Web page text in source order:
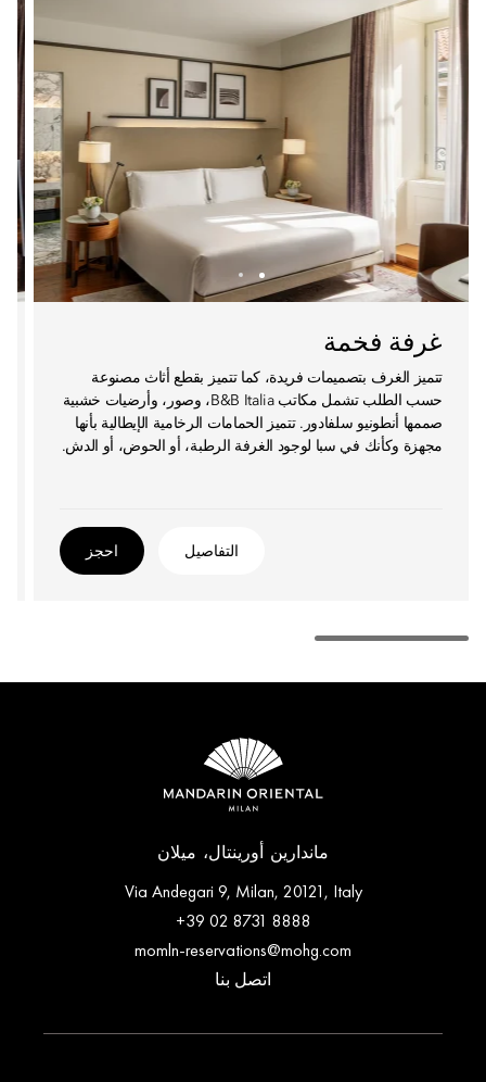
غرفة فخمة
تتميز الغرف بتصميمات فريدة، كما تتميز بقطع أثاث مصنوعة
حسب الطلب تشمل مكاتب B&B Italia، وصور، وأرضيات خشبية
صممها أنطونيو سلفادور. تتميز الحمامات الرخامية الإيطالية بأنها
مجهزة وكأنك في سبا لوجود الغرفة الرطبة، أو الحوض، أو الدش.
التفاصيل احجز
ماندارين أورينتال، ميلان
Via Andegari 9, Milan, 20121, Italy
+39 02 8731 8888
momln-reservations@mohg.com
اتصل بنا